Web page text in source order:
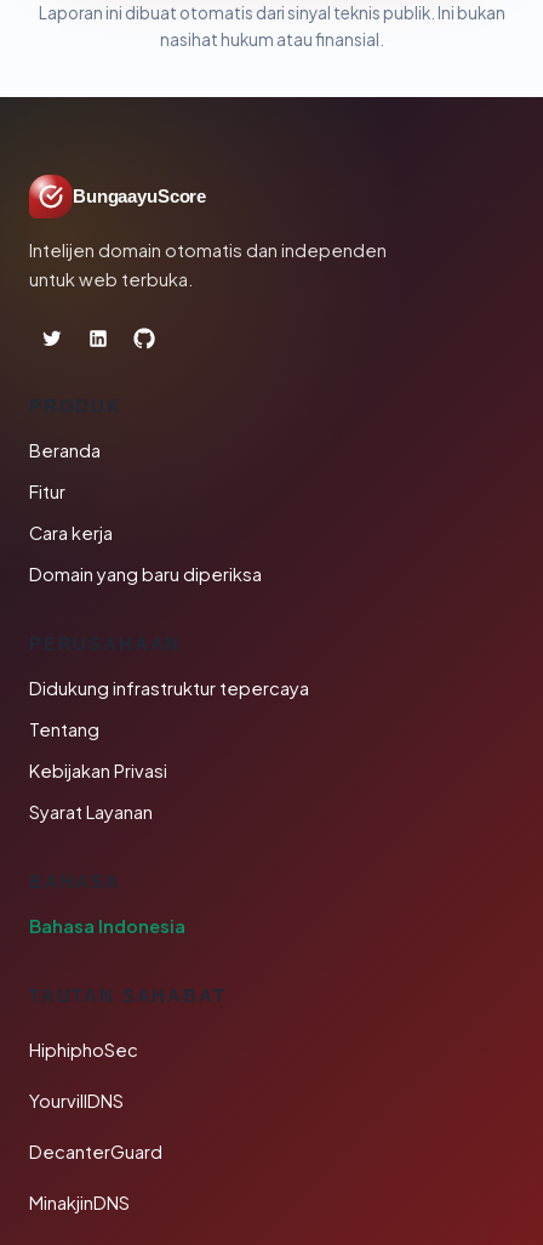
Laporan ini dibuat otomatis dari sinyal teknis publik. Ini bukan
nasihat hukum atau finansial.
BungaayuScore
Intelijen domain otomatis dan independen
untuk web terbuka.
PRODUK
Beranda
Fitur
Cara kerja
Domain yang baru diperiksa
PERUSAHAAN
Didukung infrastruktur tepercaya
Tentang
Kebijakan Privasi
Syarat Layanan
BAHASA
Bahasa Indonesia
TAUTAN SAHABAT
HiphiphoSec
YourvillDNS
DecanterGuard
MinakjinDNS